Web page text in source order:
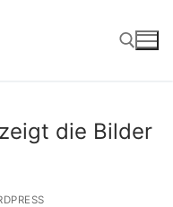
die Bilder